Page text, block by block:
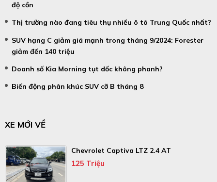
độ cồn
Thị trường nào đang tiêu thụ nhiều ô tô Trung Quốc nhất?
SUV hạng C giảm giá mạnh trong tháng 9/2024: Forester
giảm đến 140 triệu
Doanh số Kia Morning tụt dốc không phanh?
Biến động phân khúc SUV cỡ B tháng 8
XE MỚI VỀ
Chevrolet Captiva LTZ 2.4 AT
125 Triệu